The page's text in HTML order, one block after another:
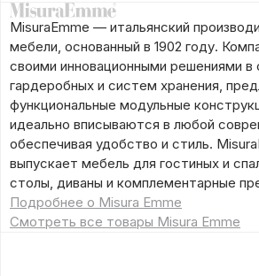
MisuraEmme — итальянский
мебели, основанный в 1902 году.
своими инновационными решениями в
гардеробных и систем хранения,
функциональные модульные
идеально вписываются в любой
обеспечивая удобство и стиль.
выпускает мебель для гостиных и
столы, диваны и комплементарные
Подробнее о Misura Emme
Смотреть все товары Misura Emme